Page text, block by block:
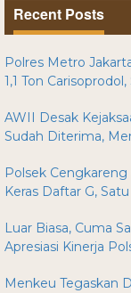
Recent Posts
Polres Metro
1,1 Ton
AWII Desak
Sudah Diterima,
Polsek
Keras Daftar G,
Luar Biasa, Cuma
Apresiasi Kinerja
Menkeu Tegaskan